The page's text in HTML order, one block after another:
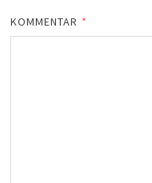
KOMMENTAR *